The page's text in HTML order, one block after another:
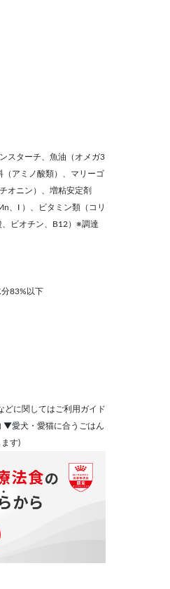
スターチ、魚油（オメガ3
（アミノ酸類）、マリーゴ
オニン）、増粘安定剤
、I ）、ビタミン類（コリ
ビオチン、B12）※調達
83%以下
どに関してはご利用ガイド
▼愛犬・愛猫に合うごはん
す)